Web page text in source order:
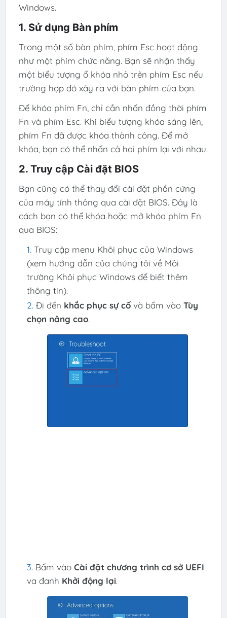
Windows.
1. Sử dụng Bàn phím
Trong một số bàn phím, phím Esc hoạt động
như một phím chức năng. Bạn sẽ nhận thấy
một biểu tượng ổ khóa nhỏ trên phím Esc nếu
trường hợp đó xảy ra với bàn phím của bạn.
Để khóa phím Fn, chỉ cần nhấn đồng thời phím
Fn và phím Esc. Khi biểu tượng khóa sáng lên,
phím Fn đã được khóa thành công. Để mở
khóa, bạn có thể nhấn cả hai phím lại với nhau.
2. Truy cập Cài đặt BIOS
Bạn cũng có thể thay đổi cài đặt phần cứng
của máy tính thông qua cài đặt BIOS. Đây là
cách bạn có thể khóa hoặc mở khóa phím Fn
qua BIOS:
Truy cập menu Khôi phục của Windows
(xem hướng dẫn của chúng tôi về Môi
trường Khôi phục Windows để biết thêm
thông tin).
Đi đến khắc phục sự cốvà bấm vào Tùy
chọn nâng cao.
Bấm vào Cài đặt chương trình cơ sở UEFI
va đanh Khởi động lại.